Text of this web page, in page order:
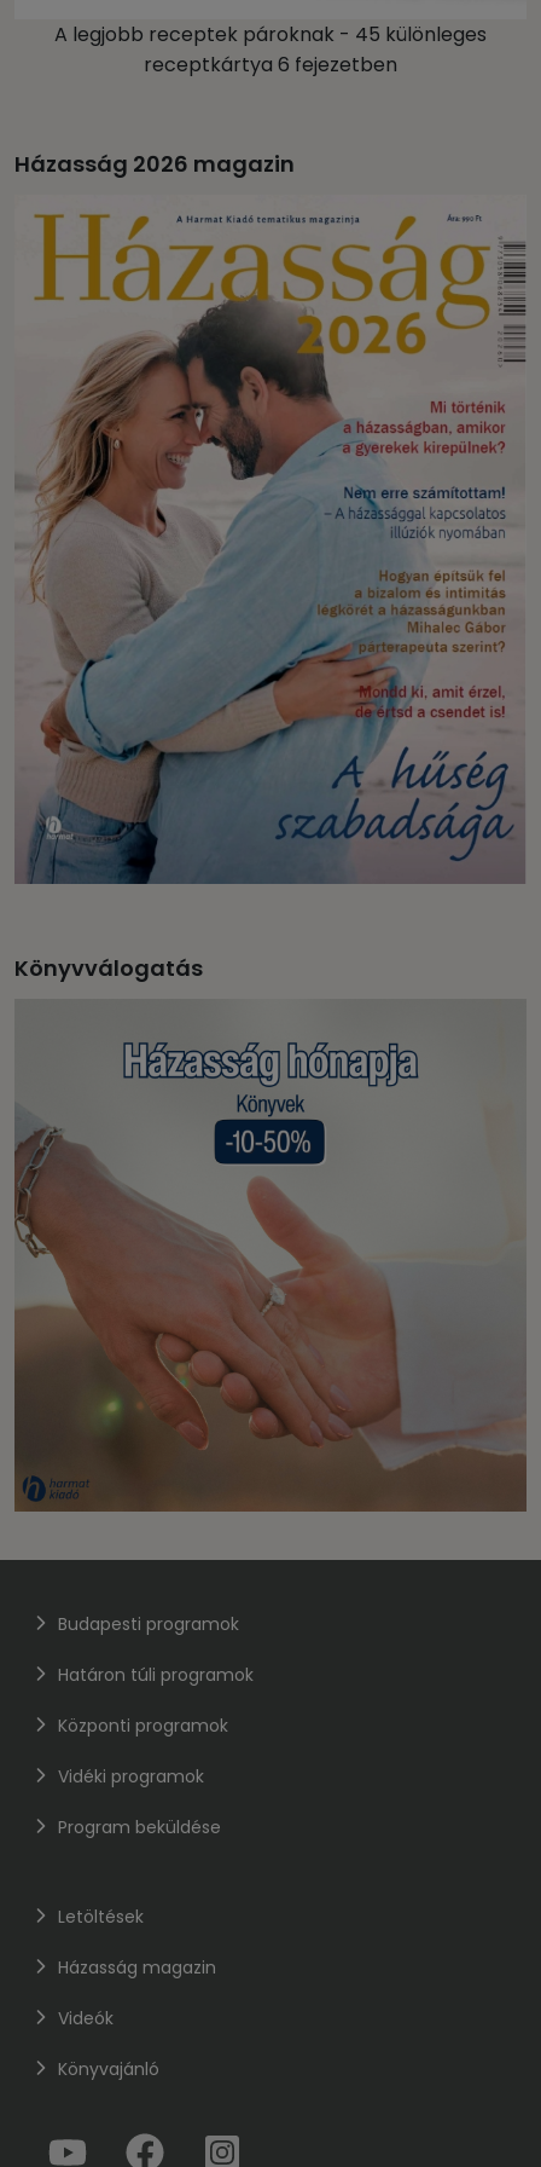
A legjobb receptek pároknak - 45 különleges
receptkártya 6 fejezetben
Házasság 2026 magazin
Könyvválogatás
Budapesti programok
Határon túli programok
Központi programok
Vidéki programok
Program beküldése
Letöltések
Házasság magazin
Videók
Könyvajánló